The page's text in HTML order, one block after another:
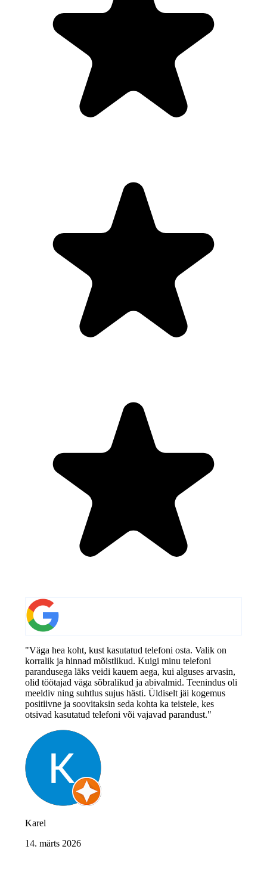
"Väga hea koht, kust kasutatud telefoni osta. Valik on
korralik ja hinnad mõistlikud. Kuigi minu telefoni
parandusega läks veidi kauem aega, kui alguses arvasin,
olid töötajad väga sõbralikud ja abivalmid. Teenindus oli
meeldiv ning suhtlus sujus hästi. Üldiselt jäi kogemus
positiivne ja soovitaksin seda kohta ka teistele, kes
otsivad kasutatud telefoni või vajavad parandust."
Karel
14. märts 2026